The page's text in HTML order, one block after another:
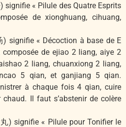
signifie « Pilule des Quatre Esprits
de xionghuang, cihuang,
signifie « Décoction à base de E
de ejiao 2 liang, aiye 2
2 liang, chuanxiong 2 liang,
5 qian, et ganjiang 5 qian.
à chaque fois 4 qian, cuire
chaud. Il faut s’abstenir de colère
) signifie « Pilule pour Tonifier le